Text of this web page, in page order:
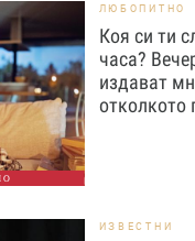
ЛЮБОПИТНО
Коя си ти
часа?
издават
отколкото
ИЗВЕСТНИ